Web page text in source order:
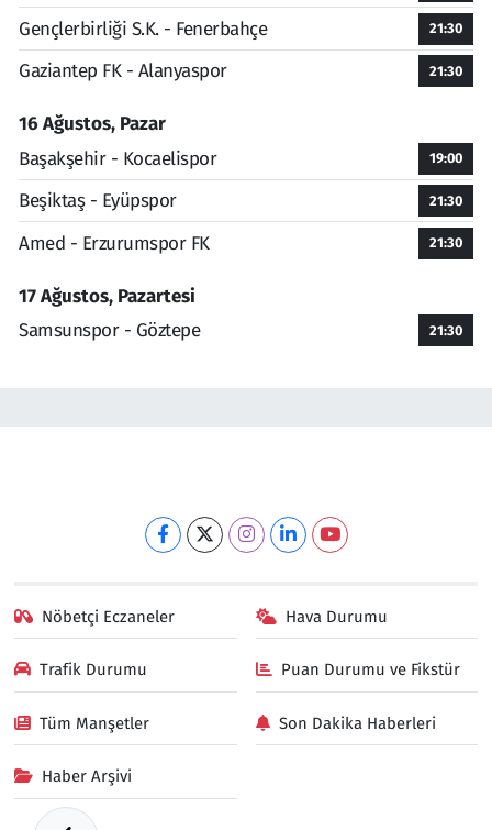
Gençlerbirliği S.K. - Fenerbahçe 21:30
Gaziantep FK - Alanyaspor 21:30
16 Ağustos, Pazar
Başakşehir - Kocaelispor
19:00
Beşiktaş - Eyüpspor 21:30
Amed - Erzurumspor FK 21:30
17 Ağustos, Pazartesi
Samsunspor - Göztepe
21:30
Nöbetçi Eczaneler Hava Durumu
Trafik Durumu Puan Durumu ve Fikstür
Tüm Manşetler Son Dakika Haberleri
Haber Arşivi